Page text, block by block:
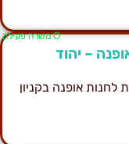
Ο משרה פעילה
– יהוד
אופנה בקניון